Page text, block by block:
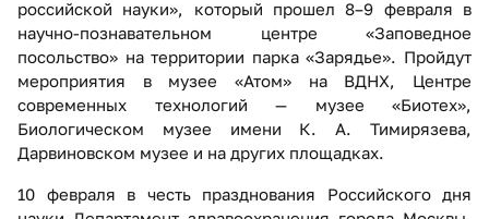
российской науки», который прошел 8–9 февраля в
научно-познавательном центре «Заповедное
посольство» на территории парка «Зарядье». Пройдут
мероприятия в музее «Атом» на ВДНХ, Центре
современных технологий — музее «Биотех»,
Биологическом музее имени К. А. Тимирязева,
Дарвиновском музее и на других площадках.
10 февраля в честь празднования Российского дня